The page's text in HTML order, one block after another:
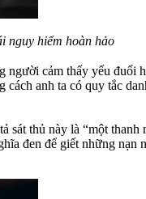
nguy hiểm hoàn hảo
cảm thấy yếu đuối
anh ta có quy tắc
sát thủ này là “một
đen để giết những nạn